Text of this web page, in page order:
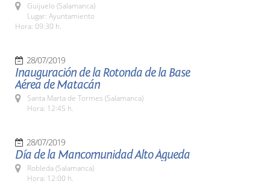
Guijuelo (Salamanca)
Lugar: Ayuntamiento
Hora: 09:30 h.
28/07/2019
Inauguración de la Rotonda de la Base
Aérea de Matacán
Santa Marta de Tormes (Salamanca)
Hora: 12:45 h.
28/07/2019
Día de la Mancomunidad Alto Águeda
Robleda (Salamanca)
Hora: 12:00 h.